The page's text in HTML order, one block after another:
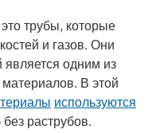
трубы, которые
и газов. Они
является одним из
В этой
используются
раструбов.